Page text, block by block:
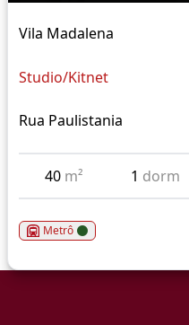
Vila Madalena
Studio/Kitnet
Rua Paulistania
40 m² 1 dorm
Metrô